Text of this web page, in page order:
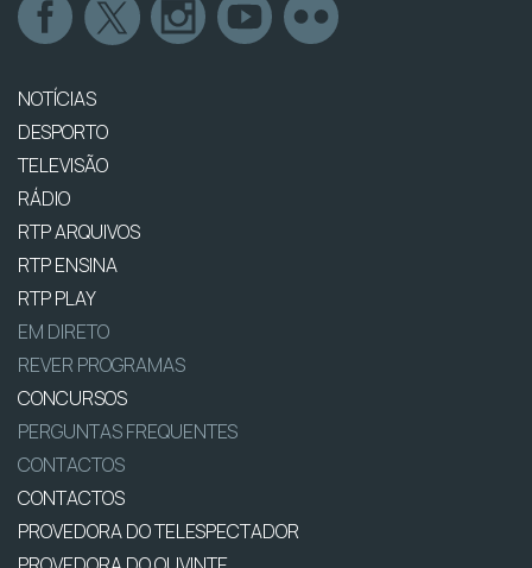
NOTÍCIAS
DESPORTO
TELEVISÃO
RÁDIO
RTP ARQUIVOS
RTP ENSINA
RTP PLAY
EM DIRETO
REVER PROGRAMAS
CONCURSOS
PERGUNTAS FREQUENTES
CONTACTOS
CONTACTOS
PROVEDORA DO TELESPECTADOR